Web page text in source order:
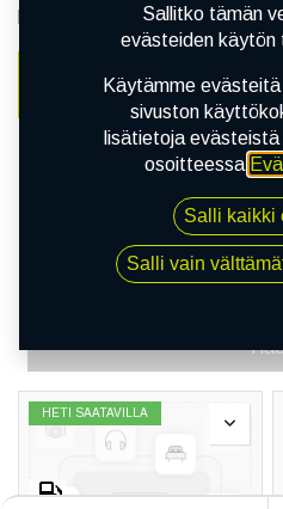
polttoainetta säästävän ajon.
AUTO
HETI SAATAVILLA
Sallitko tämän
evästeiden käytön
Käytämme
sivuston
lisätietoja
osoitteessa
Salli kaikki
Salli vain